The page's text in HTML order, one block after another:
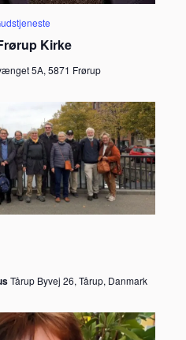
Kirke
5A, 5871 Frørup
Tårup Byvej 26, Tårup, Danmark